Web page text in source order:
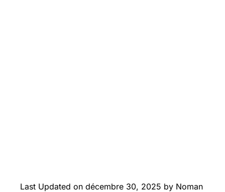
Last Updated on décembre 30, 2025 by Noman